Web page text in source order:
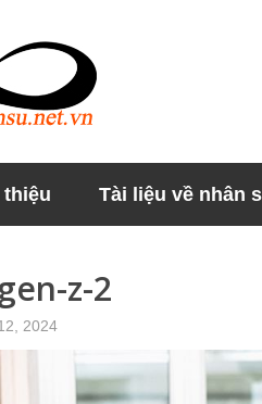
Tài liệu về nhân
z-2
2024